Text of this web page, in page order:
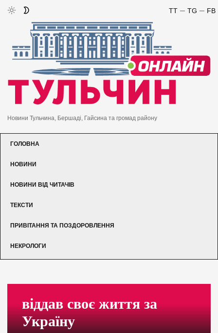
FB
TG
TT
Новини Тульчина, Бершаді, Гайсина та громад району
ГОЛОВНА
НОВИНИ
НОВИНИ ВІД ЧИТАЧІВ
ТЕКСТИ
ПРИВІТАННЯ ТА ПОЗДОРОВЛЕННЯ
НЕКРОЛОГИ
віддав своє життя за
Україну